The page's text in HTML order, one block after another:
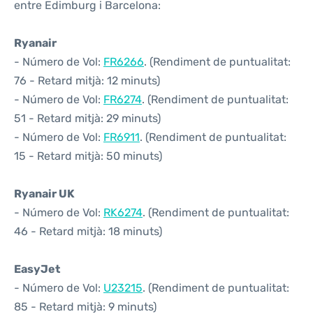
entre Edimburg i Barcelona:
Ryanair
- Número de Vol: FR6266. (Rendiment de puntualitat:
76 - Retard mitjà: 12 minuts)
- Número de Vol: FR6274. (Rendiment de puntualitat:
51 - Retard mitjà: 29 minuts)
- Número de Vol: FR6911. (Rendiment de puntualitat:
15 - Retard mitjà: 50 minuts)
Ryanair UK
- Número de Vol: RK6274. (Rendiment de puntualitat:
46 - Retard mitjà: 18 minuts)
EasyJet
- Número de Vol: U23215. (Rendiment de puntualitat:
85 - Retard mitjà: 9 minuts)